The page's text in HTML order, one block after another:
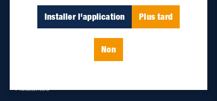
Installer l'application Plus tard
Non
Nous joindre
Parutions numériques
Actualités